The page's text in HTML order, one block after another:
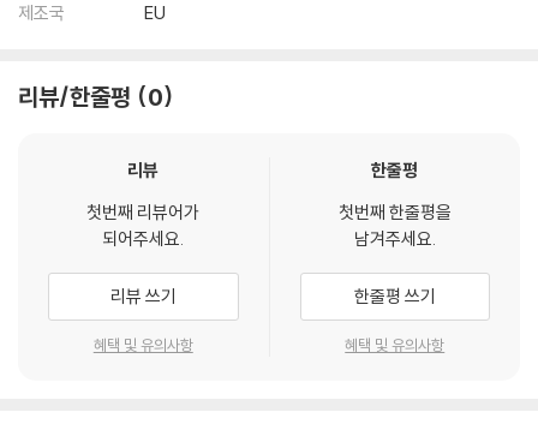
제조국
EU
리뷰/한줄평 0
리뷰
첫번째 리뷰어가
되어주세요.
리뷰 쓰기
혜택 및 유의사항
한줄평
첫번째 한줄평을
남겨주세요.
한줄평 쓰기
혜택 및 유의사항